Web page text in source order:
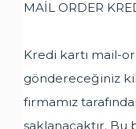
MAİL ORDER
Kredi kartı mail-
göndereceğiniz
firmamız
saklanacaktır. Bu